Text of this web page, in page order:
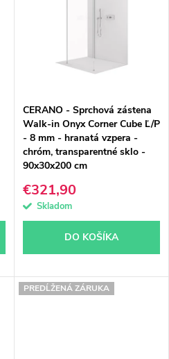
CERANO - Sprchová zástena
Walk-in Onyx Corner Cube Ľ/P
- 8 mm - hranatá vzpera -
chróm, transparentné sklo -
90x30x200 cm
€321,90
Skladom
DO KOŠÍKA
PREDĹŽENÁ ZÁRUKA